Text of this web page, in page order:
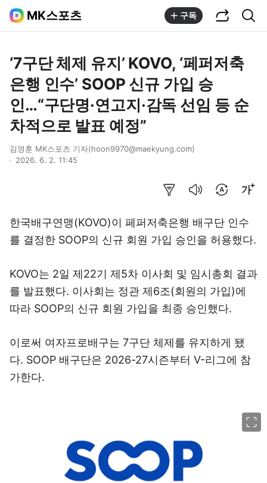
MK스포츠 구독
‘7구단 체제 유지’ KOVO, ‘페퍼저축
은행 인수’ SOOP 신규 가입 승
인…“구단명·연고지·감독 선임 등 순
차적으로 발표 예정”
김영훈 MK스포츠 기자(hoon9970@maekyung.com)
2026. 6. 2. 11:45
한국배구연맹(KOVO)이 페퍼저축은행 배구단 인수
를 결정한 SOOP의 신규 회원 가입 승인을 허용했다.
KOVO는 2일 제22기 제5차 이사회 및 임시총회 결과
를 발표했다. 이사회는 정관 제6조(회원의 가입)에
따라 SOOP의 신규 회원 가입을 최종 승인했다.
이로써 여자프로배구는 7구단 체제를 유지하게 됐
다. SOOP 배구단은 2026-27시즌부터 V-리그에 참
가한다.